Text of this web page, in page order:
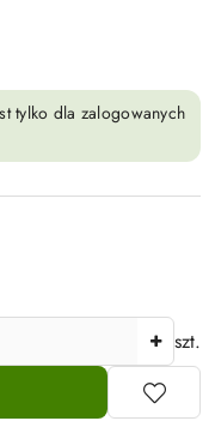
tylko dla zalogowanych
szt.